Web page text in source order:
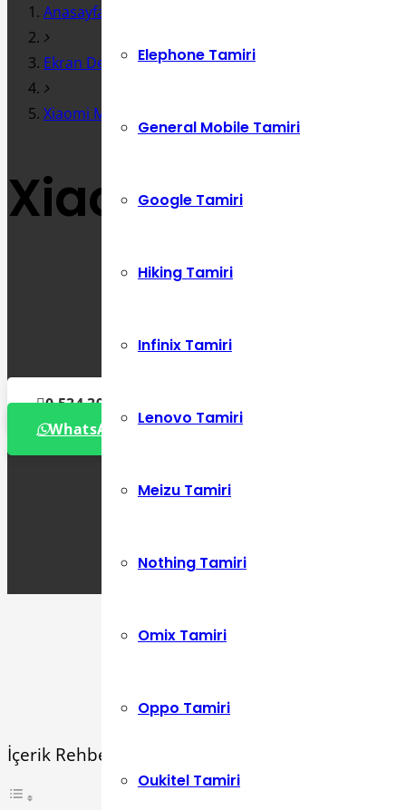
Elephone Tamiri
General Mobile Tamiri
Google Tamiri
Hiking Tamiri
Infinix Tamiri
Lenovo Tamiri
Meizu Tamiri
Nothing Tamiri
Omix Tamiri
Oppo Tamiri
Oukitel Tamiri
Anasayfa
Ekran Değişimi
Xiaomi Mi A2 Lite Arka Ve Ön Kamera Değişimi
Xiaomi Mi A2
0 534 392 72 86
WhatsApp Destek Hattı
İçerik Rehberi